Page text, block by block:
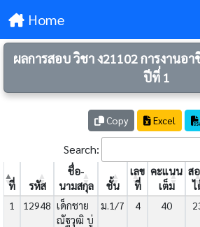
Home
ผลการสอบ วิชา ง21102 การงานอ
ปีที่ 1
Copy Excel
Search:
ที่ รหัส
ชื่อ-
นามสกุล
ชั้น
เลข
ที่
คะแนน
เต็ม
ส
ไ
1
12948 เด็กชาย
ณัฐวุฒิ บู่
ม.1/7 4 40